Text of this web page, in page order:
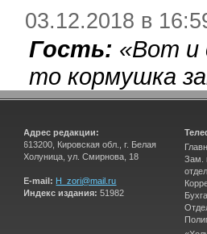
03.12.2018 в
Гость: «Вот и
то кормушка
Адрес редакции:
613200, Кировская обл., г. Белая
Холуница, ул. Смирнова, 18
E-mail: H_zori@mail.ru
Индекс издания: 51982
Зам.
отдел